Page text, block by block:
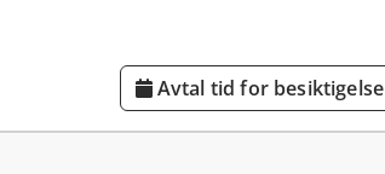
Avtal tid for besiktigelse